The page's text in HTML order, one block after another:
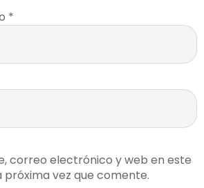
*
correo electrónico y web en este
vez que comente.